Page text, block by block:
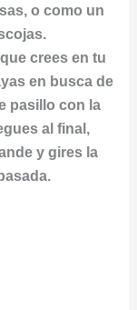
o como un
crees en tu
en busca de
pasillo con la
al final,
y gires la